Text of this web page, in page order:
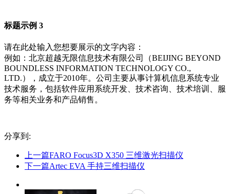
标题示例 3
请在此处输入您想要展示的文字内容：
例如：北京超越无限信息技术有限公司（BEIJING BEYOND
BOUNDLESS INFORMATION TECHNOLOGY CO.,
LTD.），成立于2010年。公司主要从事计算机信息系统专业
技术服务，包括软件应用系统开发、技术咨询、技术培训、服
务等相关业务和产品销售。
分享到:
上一篇FARO Focus3D X350 三维激光扫描仪
下一篇Artec EVA 手持三维扫描仪